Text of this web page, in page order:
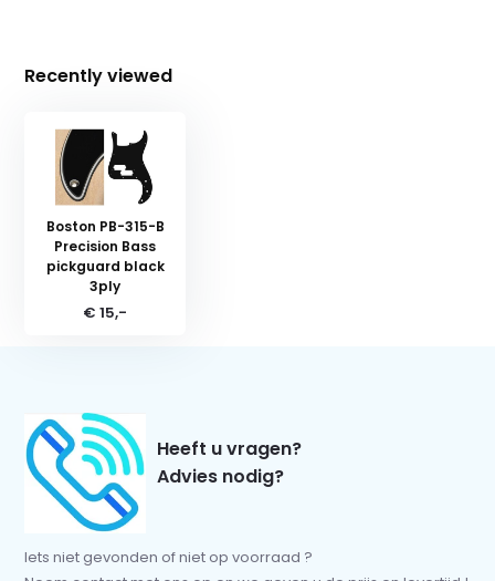
Recently viewed
Boston PB-315-B
Precision Bass
pickguard black
3ply
€ 15,-
Heeft u vragen?
Advies nodig?
Iets niet gevonden of niet op voorraad ?